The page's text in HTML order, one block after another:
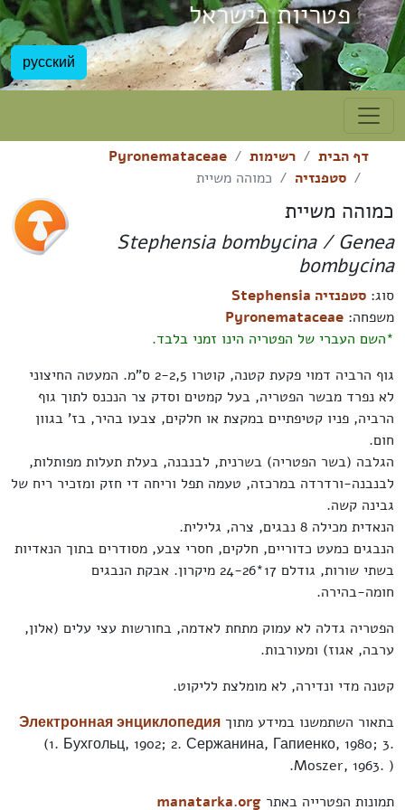
פטריות בישראל
русский
דף הבית רשימות
Pyronemataceae
סטפנזיה
כמוהה משיית
כמוהה משיית
Stephensia bombycina / Genea
bombycina
סוג:סטפנזיה Stephensia
משפחה:Pyronemataceae
*השם העברי של הפטריה הינו זמני בלבד.
גוף הרביה דמוי פקעת קטנה, קוטרו 2-2,5 ס"מ. המעטה החיצוני
לא נפרד מבשר הפטריה, בעל קמטים וסדק צר הנכנס לתוך גוף
הרביה, פניו קטיפתיים במקצת או חלקים, צבעו בהיר, בז' בגוון
חום.
הגלבה (בשר הפטריה) בשרנית, לבנבנה, בעלת תעלות מפותלות,
לבנבנה-ורדרדה במרכזה, טעמה תפל וריחה די חזק ומזכיר ריח של
גבינה קשה.
הנאדית מכילה 8 נבגים, צרה, גלילית.
הנבגים כמעט כדוריים, חלקים, חסרי צבע, מסודרים בתוך הנאדיות
בשתי שורות, גודלם 17*24-26 מיקרון. אבקת הנבגים
חומה-בהירה.
הפטריה גדלה לא עמוק מתחת לאדמה, בחורשות עצי עלים (אלון,
ערבה, אגוז) ומעורבות.
קטנה מדי ונדירה, לא מומלצת לליקוט.
בתאור השתמשנו במידע מתוךЭлектронная энциклопедия
(1. Бухгольц, 1902; 2. Сержанина, Гапиенко, 1980; 3.
Moszer, 1963. ).
תמונות הפטרייה באתרmanatarka.org